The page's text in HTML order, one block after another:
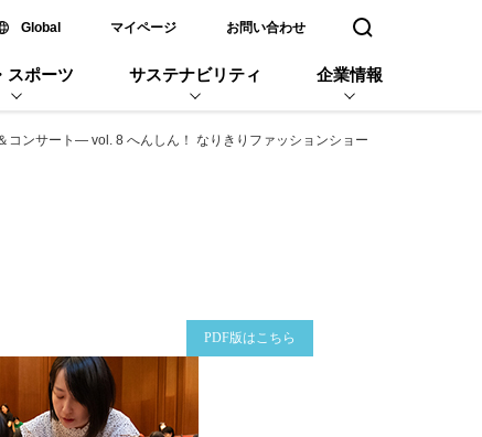
Global新しいウィンドウで開く
マイページ お問い合わせ 検索窓を開く
スポーツ サステナビリティ 企業情報
ンサート― vol. 8 へんしん！ なりきりファッションショー
PDF版はこちら